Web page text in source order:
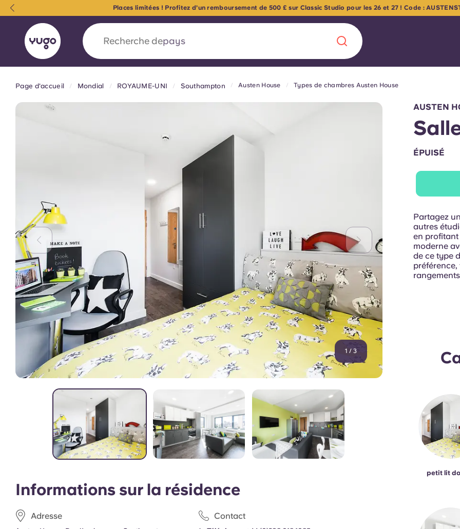
Recherche deuniversité
À proposLieuxPlus
Yugo x VCARB : À l'avant-garde d'une
nouvelle ère pour le logement étudiant
Yugo Le partenariat novateur de [nom de l'entreprise] avec
VCARB alimente l'innovation, l'ambition et des moments
inoubliables pour les étudiants.
English (GB) English (US)
Places limitées ! Profitez d’un remboursement de 500 £ sur Classic Studio pour les 26 et 27 ! Code :
Page d'accueil Mondial ROYAUME-UNI Southampton Austen House Types de chambres Austen House
1 / 3
Informations sur la résidence
Adresse Contact
AUSTEN
ÉPUISÉ
Partagez
autres
en
moderne
de ce type
petit lit